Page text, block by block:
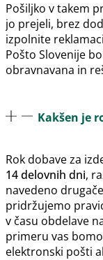
Pošiljko v takem
jo prejeli, brez
izpolnite
Pošto Slovenije
obravnavana in
Kakšen je
Rok dobave za
14 delovnih dni,
navedeno
pridržujemo
v času obdelave
primeru vas
elektronski pošti